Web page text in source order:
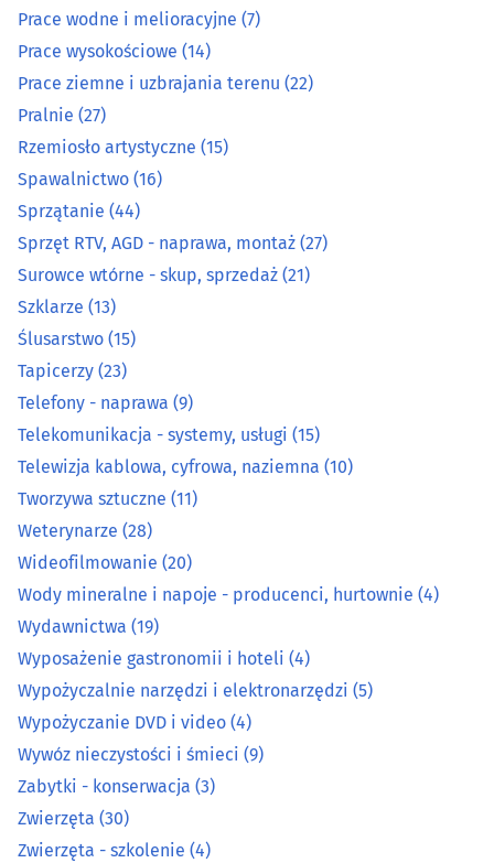
Organizacja eventów, wesel i bankietów
Ostrzenie narzędzi
Pieczątki
Piekarnie (14)
Pisanie, edycja i korekta tekstów (1)
Podnośniki, transportery
Pogrzebowe zakłady(21)
Prace drogowe i kolejowe (12)
Prace wodne i melioracyjne
Prace wysokościowe(14)
Prace ziemne i uzbrajania terenu
Pralnie
Rzemiosło artystyczne(15)
Spawalnictwo(16)
Sprzątanie (44)
Prace wodne i melioracyjne (7)
Prace wysokościowe (14)
Prace ziemne i uzbrajania terenu (22)
Pralnie (27)
Rzemiosło artystyczne (15)
Spawalnictwo (16)
Sprzątanie (44)
Sprzęt RTV, AGD - naprawa, montaż (27)
Surowce wtórne - skup, sprzedaż (21)
Szklarze (13)
Ślusarstwo (15)
Tapicerzy (23)
Telefony - naprawa (9)
Telekomunikacja - systemy, usługi (15)
Telewizja kablowa, cyfrowa, naziemna (10)
Tworzywa sztuczne (11)
Weterynarze (28)
Wideofilmowanie (20)
Wody mineralne i napoje - producenci, hurtownie (4)
Wydawnictwa (19)
Wyposażenie gastronomii i hoteli (4)
Wypożyczalnie narzędzi i elektronarzędzi (5)
Wypożyczanie DVD i video (4)
Wywóz nieczystości i śmieci (9)
Zabytki - konserwacja (3)
Zwierzęta (30)
Zwierzęta - szkolenie (4)